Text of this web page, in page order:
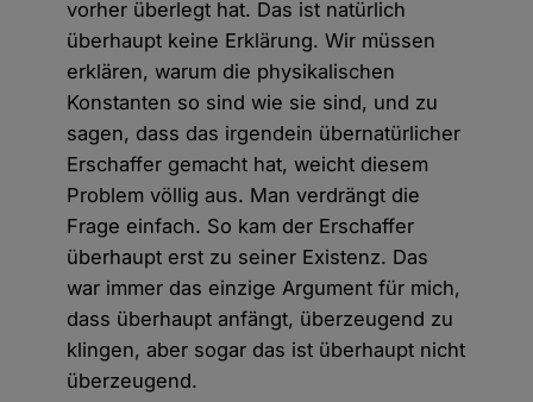
vorher überlegt hat. Das ist natürlich
überhaupt keine Erklärung. Wir müssen
erklären, warum die physikalischen
Konstanten so sind wie sie sind, und zu
sagen, dass das irgendein übernatürlicher
Erschaffer gemacht hat, weicht diesem
Problem völlig aus. Man verdrängt die
Frage einfach. So kam der Erschaffer
überhaupt erst zu seiner Existenz. Das
war immer das einzige Argument für mich,
dass überhaupt anfängt, überzeugend zu
klingen, aber sogar das ist überhaupt nicht
überzeugend.